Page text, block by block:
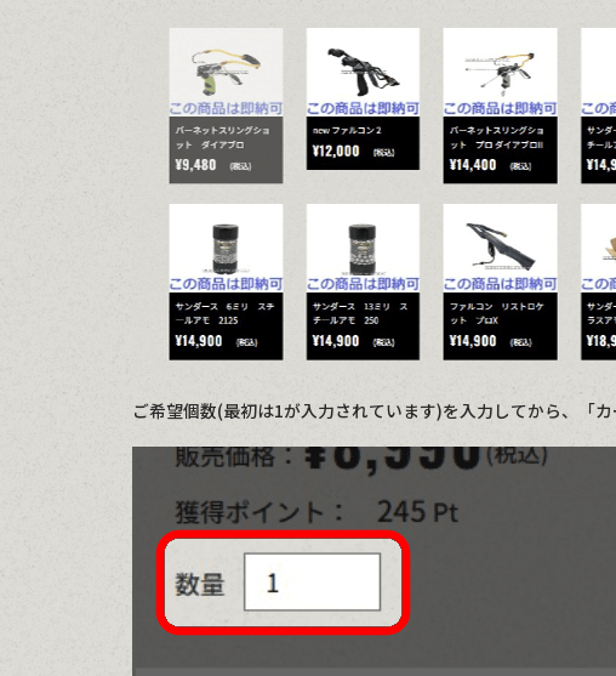
ご希望個数(最初は1が入力されています)を入力してから、「